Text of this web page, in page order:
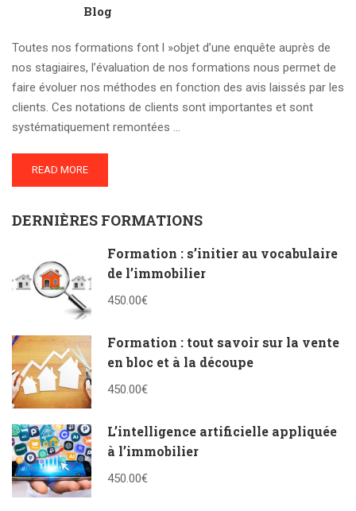
Blog
Toutes nos formations font l »objet d’une enquête auprès de
nos stagiaires, l’évaluation de nos formations nous permet de
faire évoluer nos méthodes en fonction des avis laissés par les
clients. Ces notations de clients sont importantes et sont
systématiquement remontées …
READ MORE
DERNIÈRES FORMATIONS
Formation : s’initier au vocabulaire
de l’immobilier
450.00€
Formation : tout savoir sur la vente
en bloc et à la découpe
450.00€
L’intelligence artificielle appliquée
à l’immobilier
450.00€